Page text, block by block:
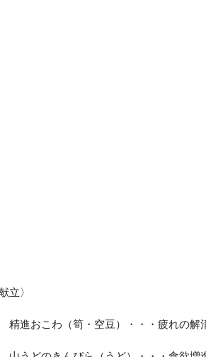
立〉
進おこわ（筍・空豆）・・・疲れの解